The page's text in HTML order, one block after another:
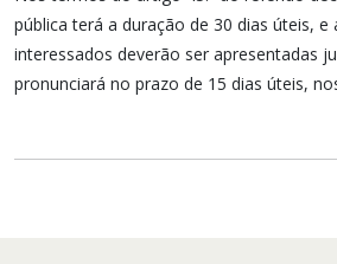
pública terá a duração de 30 dias úteis, e
interessados deverão ser apresentadas
pronunciará no prazo de 15 dias úteis,